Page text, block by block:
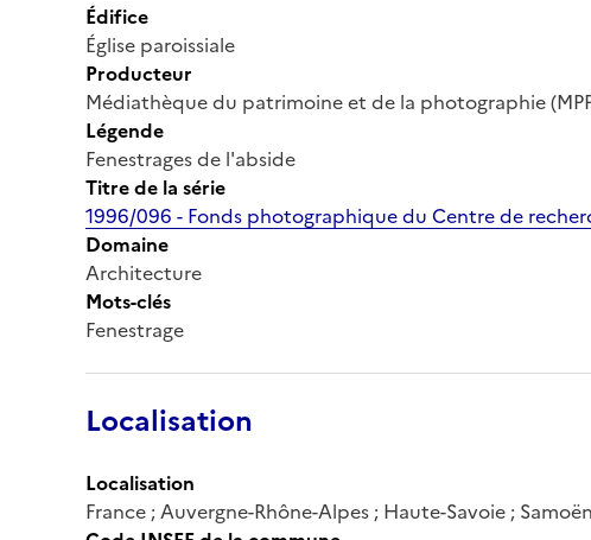
Édifice
Église paroissiale
Producteur
Médiathèque du patrimoine et de la photographie
Légende
Fenestrages de l'abside
Titre de la série
1996/096 - Fonds photographique du Centre de
Domaine
Architecture
Mots-clés
Fenestrage
Localisation
Localisation
France ; Auvergne-Rhône-Alpes ; Haute-Savoie ;